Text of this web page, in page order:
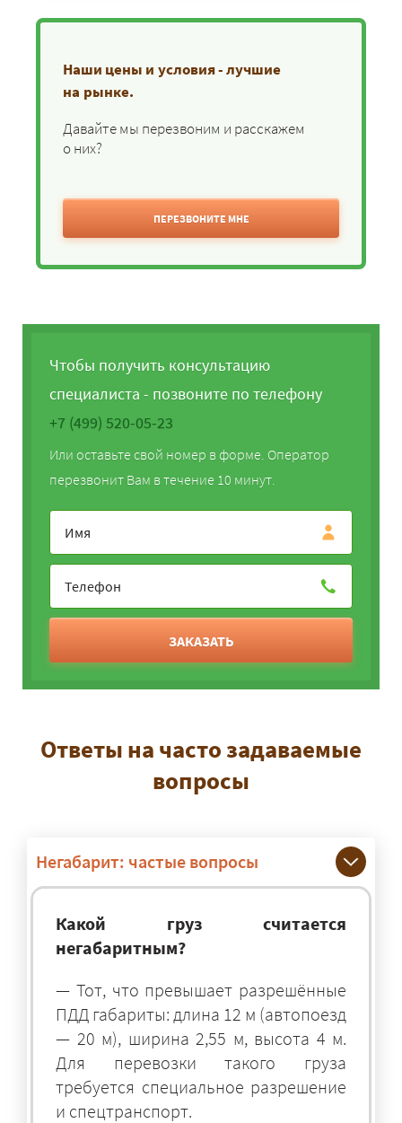
Наши цены и условия - лучшие
на рынке.
Давайте мы перезвоним и расскажем
о них?
ПЕРЕЗВОНИТЕ МНЕ
Чтобы получить консультацию
специалиста - позвоните по телефону
+7 (499) 520-05-23
Или оставьте свой номер в форме. Оператор
перезвонит Вам в течение 10 минут.
ЗАКАЗАТЬ
Ответы на часто задаваемые
вопросы
Негабарит: частые вопросы
Какой груз считается
негабаритным?
— Тот, что превышает разрешённые
ПДД габариты: длина 12 м (автопоезд
— 20 м), ширина 2,55 м, высота 4 м.
Для перевозки такого груза
требуется специальное разрешение
и спецтранспорт.